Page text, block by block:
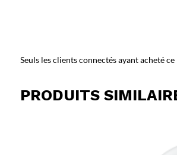
Seuls les clients connectés ayant acheté
PRODUITS